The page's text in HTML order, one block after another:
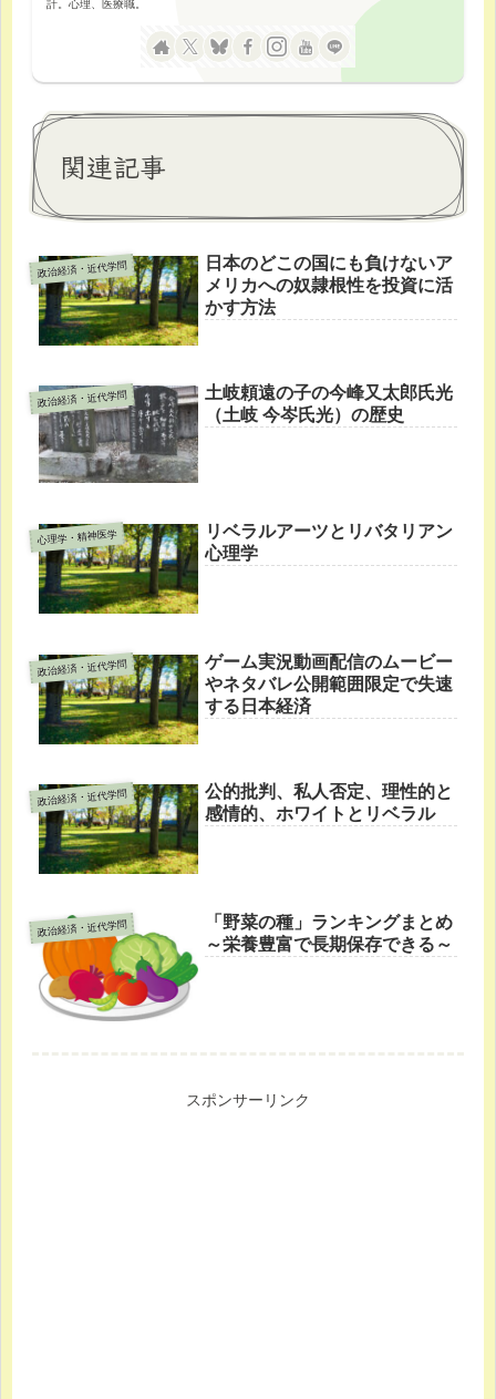
計。心理、医療職。
関連記事
政治経済・近代学問
日本のどこの国にも負けないア
メリカへの奴隷根性を投資に活
かす方法
政治経済・近代学問
土岐頼遠の子の今峰又太郎氏光
（土岐 今岑氏光）の歴史
心理学・精神医学
リベラルアーツとリバタリアン
心理学
政治経済・近代学問
ゲーム実況動画配信のムービー
やネタバレ公開範囲限定で失速
する日本経済
政治経済・近代学問
公的批判、私人否定、理性的と
感情的、ホワイトとリベラル
政治経済・近代学問
「野菜の種」ランキングまとめ
～栄養豊富で長期保存できる～
スポンサーリンク